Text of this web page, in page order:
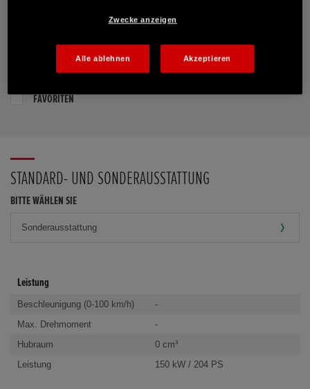
PROBEFAHRT VEREINBAREN
FAVORITEN
STANDARD- UND SONDERAUSSTATTUNG
BITTE WÄHLEN SIE
Leistung
Beschleunigung (0-100 km/h)
-
Max. Drehmoment
-
Hubraum
0 cm³
Leistung
150 kW / 204 PS
Zwecke anzeigen
Alle ablehnen Akzeptieren